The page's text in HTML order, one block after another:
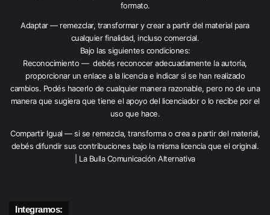
formato.
Adaptar — remezclar, transformar y crear a partir del material para
cualquier finalidad, incluso comercial.
Bajo las siguientes condiciones:
Reconocimiento — debés reconocer adecuadamente la autoría,
proporcionar un enlace a la licencia e indicar si se han realizado
cambios. Podés hacerlo de cualquier manera razonable, pero no de una
manera que sugiera que tiene el apoyo del licenciador o lo recibe por el
uso que hace.
Compartir Igual — si se remezcla, transforma o crea a partir del material,
debés difundir sus contribuciones bajo la misma licencia que el original.
| La Bulla Comunicación Alternativa
Integramos: